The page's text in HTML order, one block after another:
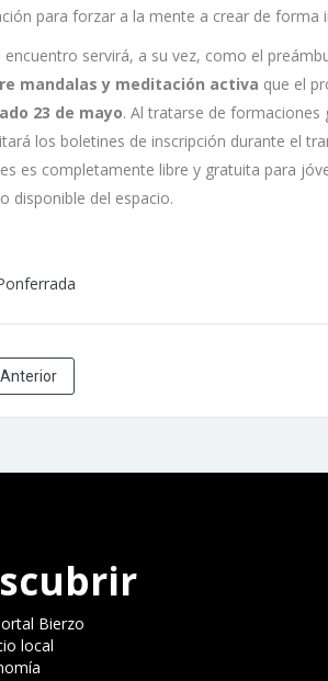
para forzar a la mente a crear de forma
encuentro servirá, a su vez, como el
mandalas y meditación activa que el
23 de mayo. Al tratarse de formaciones
los boletines de inscripción durante el
es completamente libre y gratuita para
disponible del espacio.
Anterior
Bierzo
local